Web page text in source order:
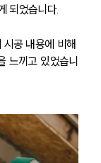
되었습니다.
공 내용에 비해
느끼고 있었습니